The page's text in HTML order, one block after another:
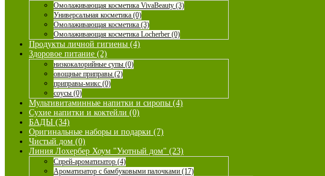
Омолаживающая косметика VivaBeauty (3)
Универсальная косметика (0)
Омолаживающая косметика (3)
Омолаживающая косметика Locherber (0)
Продукты личной гигиены (4)
Здоровое питание (2)
низкокалорийные супы (0)
овощные приправы (2)
приправы-микс (0)
соусы (0)
Мультивитаминные напитки и сиропы (4)
Сухие напитки и коктейли (0)
БАДЫ (34)
Оригинальные наборы и подарки (7)
Чистый дом (0)
Линия Лохербер Хоум "Уютный дом" (23)
Спрей-ароматизатор (4)
Ароматизатор с бамбуковыми палочками (17)